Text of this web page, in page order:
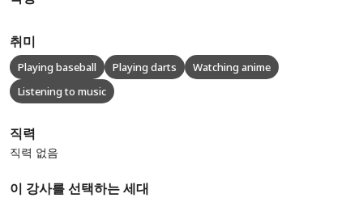
취미
Playing baseball Playing darts
Watching anime
Listening to music
직력
직력 없음
이 강사를 선택하는 세대